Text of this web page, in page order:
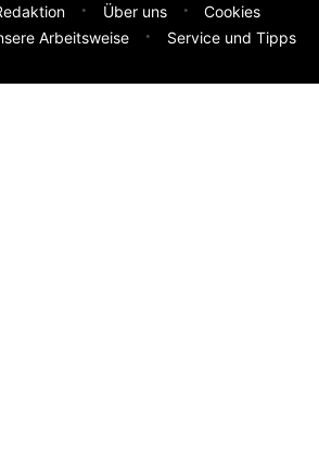
Über uns
Cookies
Arbeitsweise Service und Tipps